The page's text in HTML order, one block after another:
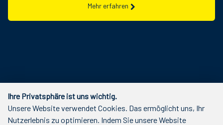
Mehr erfahren
Ihre Privatsphäre ist uns wichtig.
Unsere Website verwendet Cookies. Das ermöglicht uns, Ihr
Nutzerlebnis zu optimieren. Indem Sie unsere Website